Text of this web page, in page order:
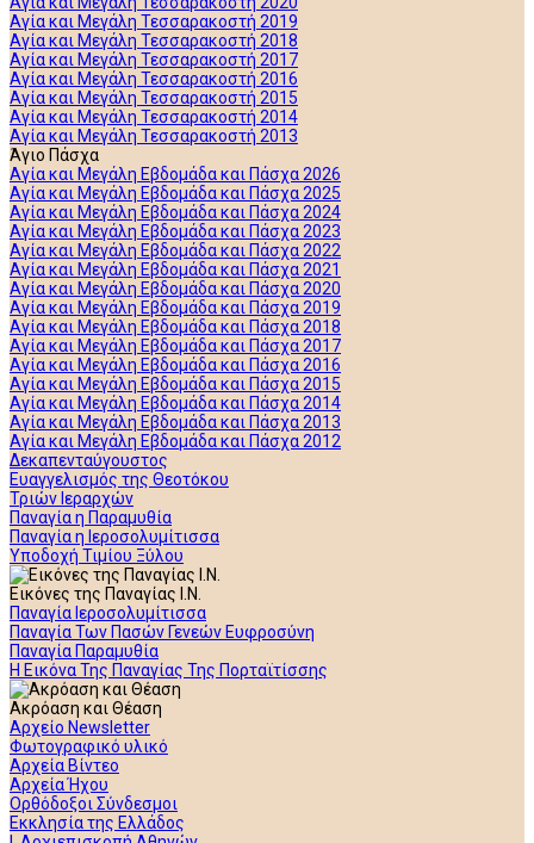
Αγία και Μεγάλη Τεσσαρακοστή 2019
Αγία και Μεγάλη Τεσσαρακοστή 2018
Αγία και Μεγάλη Τεσσαρακοστή 2017
Αγία και Μεγάλη Τεσσαρακοστή 2016
Αγία και Μεγάλη Τεσσαρακοστή 2015
Αγία και Μεγάλη Τεσσαρακοστή 2014
Αγία και Μεγάλη Τεσσαρακοστή 2013
Άγιο Πάσχα
Αγία και Μεγάλη Εβδομάδα και Πάσχα 2026
Αγία και Μεγάλη Εβδομάδα και Πάσχα 2025
Αγία και Μεγάλη Εβδομάδα και Πάσχα 2024
Αγία και Μεγάλη Εβδομάδα και Πάσχα 2023
Αγία και Μεγάλη Εβδομάδα και Πάσχα 2022
Αγία και Μεγάλη Εβδομάδα και Πάσχα 2021
Αγία και Μεγάλη Εβδομάδα και Πάσχα 2020
Αγία και Μεγάλη Εβδομάδα και Πάσχα 2019
Αγία και Μεγάλη Εβδομάδα και Πάσχα 2018
Αγία και Μεγάλη Εβδομάδα και Πάσχα 2017
Αγία και Μεγάλη Εβδομάδα και Πάσχα 2016
Αγία και Μεγάλη Εβδομάδα και Πάσχα 2015
Αγία και Μεγάλη Εβδομάδα και Πάσχα 2014
Αγία και Μεγάλη Εβδομάδα και Πάσχα 2013
Αγία και Μεγάλη Εβδομάδα και Πάσχα 2012
Δεκαπενταύγουστος
Ευαγγελισμός της Θεοτόκου
Τριών Ιεραρχών
Παναγία η Παραμυθία
Παναγία η Ιεροσολυμίτισσα
Υποδοχή Τιμίου Ξύλου
Εικόνες της Παναγίας Ι.Ν.
Παναγία Ιεροσολυμίτισσα
Παναγία Των Πασών Γενεών Ευφροσύνη
Παναγία Παραμυθία
Η Εικόνα Της Παναγίας Της Πορταϊτίσσης
Ακρόαση και Θέαση
Αρχείο Newsletter
Φωτογραφικό υλικό
Αρχεία Βίντεο
Αρχεία Ήχου
Ορθόδοξοι Σύνδεσμοι
Εκκλησία της Ελλάδος